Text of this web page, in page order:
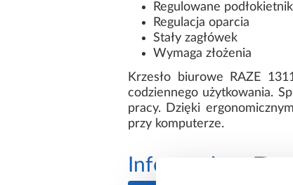
Regulowane
Regulacja oparcia
Stały zagłówek
Wymaga złożenia
Krzesło biurowe RAZE
codziennego użytkowania.
pracy. Dzięki
przy komputerze.
Informacje